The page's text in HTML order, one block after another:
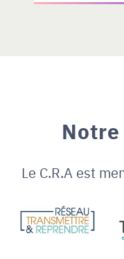
Le C.R.A est